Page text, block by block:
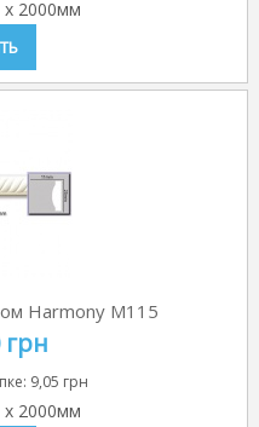
x 2000мм
Harmony M115
грн
9,05 грн
x 2000мм